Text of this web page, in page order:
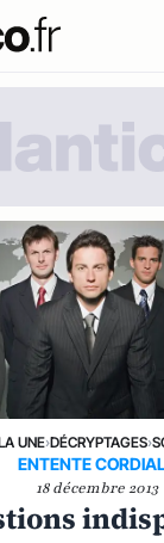
UNE›DÉCRYPTAGES›
ENTENTE
18 décembre 2013